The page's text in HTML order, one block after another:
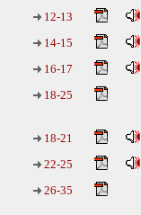
12-13
14-15
16-17
18-25
18-21
22-25
26-35